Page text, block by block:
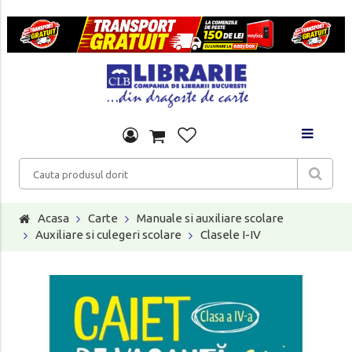
Acasa Carte
Manuale si auxiliare scolare
Auxiliare si culegeri scolare
Clasele I-IV